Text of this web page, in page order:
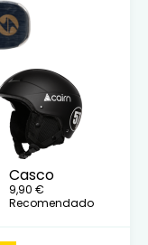
Casco
9,90 €
Recomendado